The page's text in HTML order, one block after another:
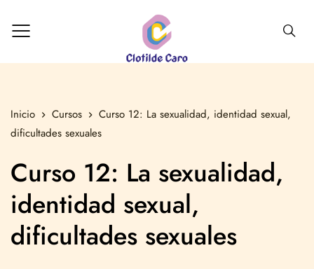
Inicio Cursos
Curso 12: La sexualidad, identidad sexual,
dificultades sexuales
Curso 12: La sexualidad,
identidad sexual,
dificultades sexuales